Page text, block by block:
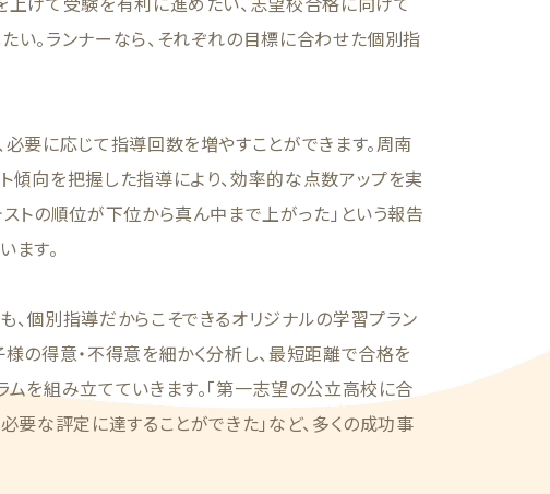
い。ランナーなら、それぞれの目標に合わせた個別指
必要に応じて指導回数を増やすことができます。周南
傾向を把握した指導により、効率的な点数アップを実
ストの順位が下位から真ん中まで上がった」という報告
ます。
、個別指導だからこそできるオリジナルの学習プラン
様の得意・不得意を細かく分析し、最短距離で合格を
ムを組み立てていきます。「第一志望の公立高校に合
要な評定に達することができた」など、多くの成功事